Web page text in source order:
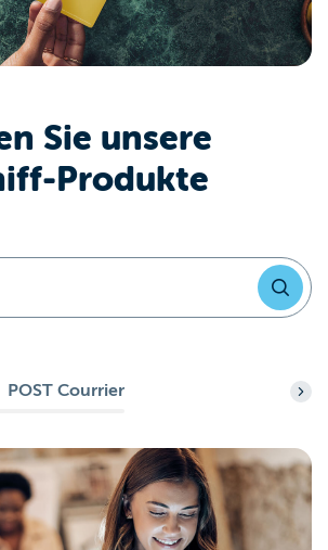
Sie unsere
Produkte
POST Courrier